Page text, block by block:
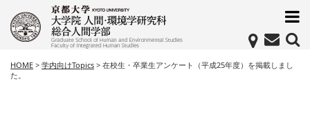
HOME > 学内向けTopics > 在校生・卒業生アンケート（平成25年度）を掲載しまし
た。